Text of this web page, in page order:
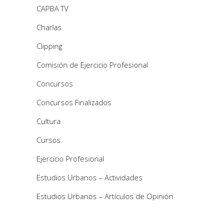
CAPBA TV
Charlas
Clipping
Comisión de Ejercicio Profesional
Concursos
Concursos Finalizados
Cultura
Cursos
Ejercicio Profesional
Estudios Urbanos – Actividades
Estudios Urbanos – Artículos de Opinión